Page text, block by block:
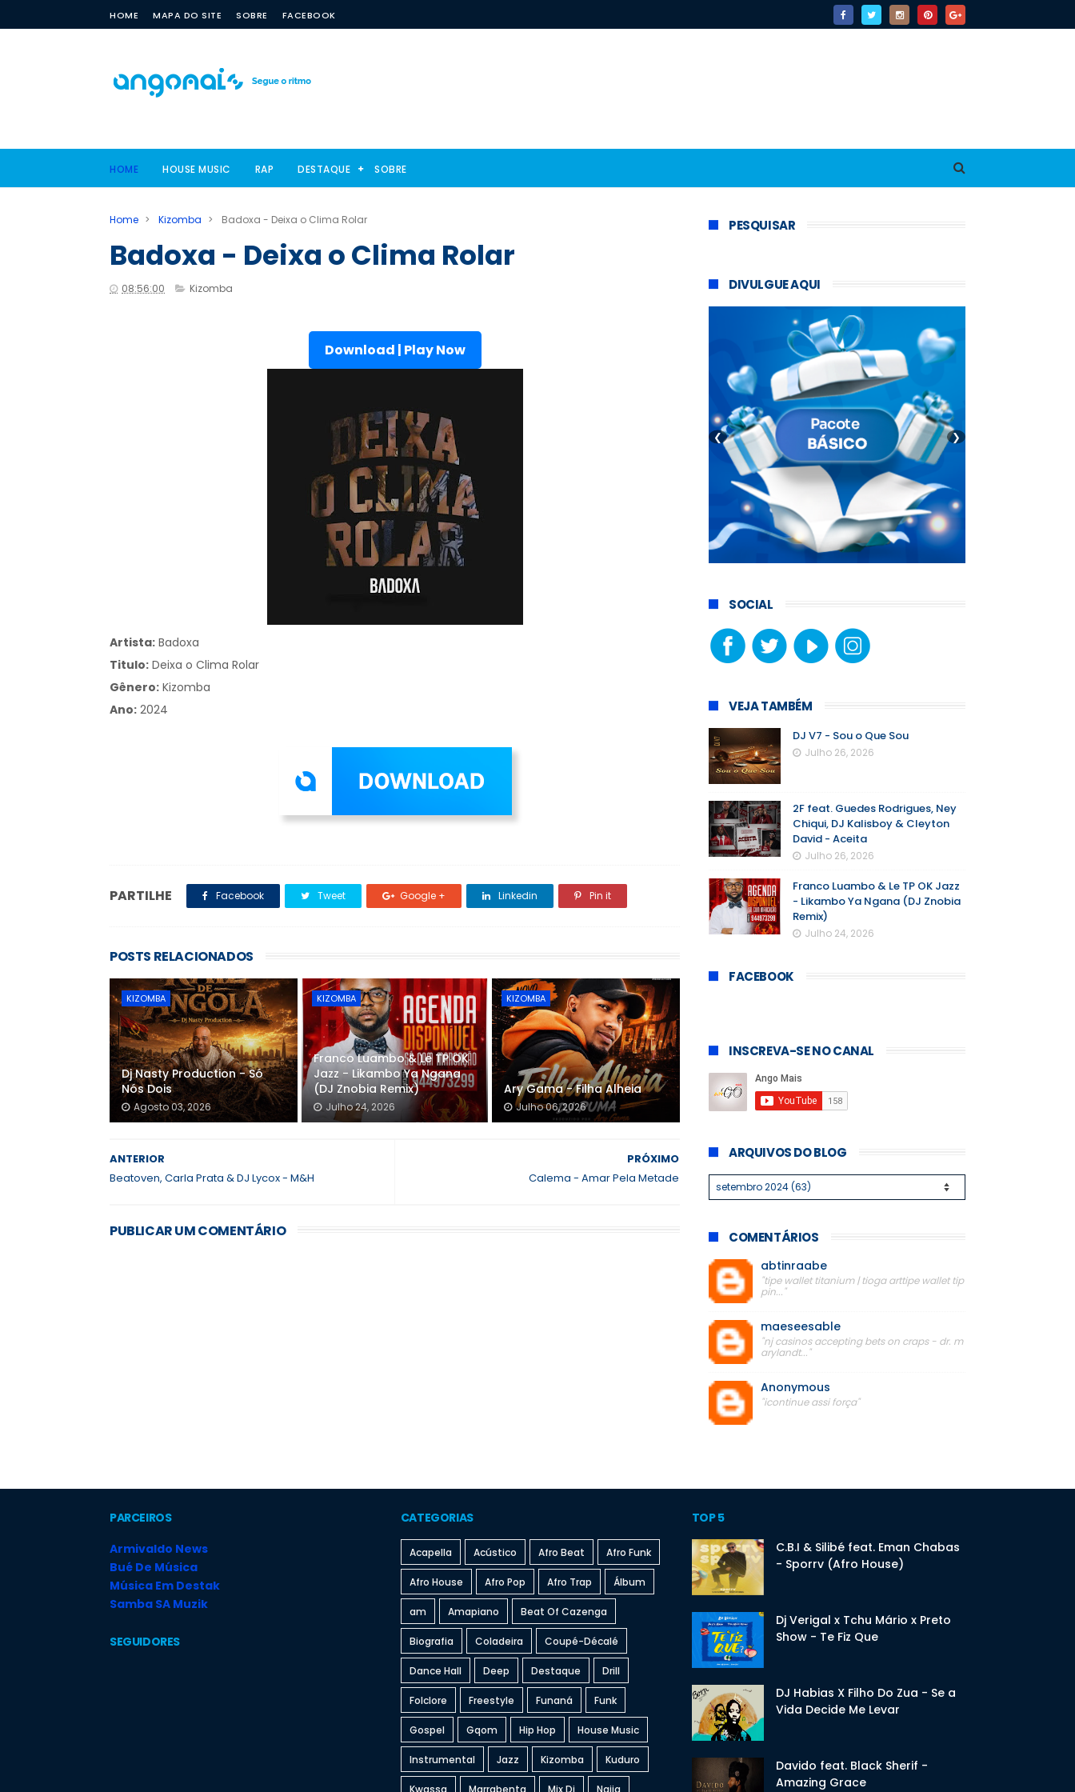
HOME MAPA DO SITE SOBRE FACEBOOK
HOME HOUSE MUSIC RAP DESTAQUE SOBRE
Home > Kizomba > Badoxa - Deixa o Clima Rolar
Badoxa - Deixa o Clima Rolar
08:56:00 Kizomba
Download | Play Now
Artista: Badoxa
Titulo: Deixa o Clima Rolar
Gênero: Kizomba
Ano: 2024
PARTILHE Facebook Tweet Google + Linkedin Pin it
POSTS RELACIONADOS
KIZOMBA
Dj Nasty Production - Só
Nós Dois
Agosto 03, 2026
KIZOMBA
Franco Luambo & Le TP OK
Jazz - Likambo Ya Ngana
(DJ Znobia Remix)
Julho 24, 2026
KIZOMBA
Ary Gama - Filha Alheia
Julho 06, 2026
PRÓXIMO
Calema - Amar Pela Metade
ANTERIOR
Beatoven, Carla Prata & DJ Lycox - M&H
PUBLICAR UM COMENTÁRIO
PESQUISAR
DIVULGUE AQUI
❮ ❯
SOCIAL
VEJA TAMBÉM
DJ V7 - Sou o Que Sou
Julho 26, 2026
2F feat. Guedes Rodrigues, Ney
Chiqui, DJ Kalisboy & Cleyton
David - Aceita
Julho 26, 2026
Franco Luambo & Le TP OK Jazz
- Likambo Ya Ngana (DJ Znobia
Remix)
Julho 24, 2026
FACEBOOK
INSCREVA-SE NO CANAL
ARQUIVOS DO BLOG
COMENTÁRIOS
abtinraabe
"tipe wallet titanium | tioga arttipe wallet tip
pin..."
maeseesable
"nj casinos accepting bets on craps - dr. m
arylandt..."
Anonymous
"icontinue assi força"
PARCEIROS
Armivaldo News
Bué De Música
Música Em Destak
Samba SA Muzik
SEGUIDORES
CATEGORIAS
Acapella Acústico Afro Beat Afro Funk
Afro House Afro Pop Afro Trap Álbum
am Amapiano Beat Of Cazenga
Biografia Coladeira Coupé-Décalé
Dance Hall Deep Destaque Drill
Folclore Freestyle Funaná Funk
Gospel Gqom Hip Hop House Music
Instrumental Jazz Kizomba Kuduro
Kwassa Marrabenta Mix Dj Naija
TOP 5
C.B.I & Silibé feat. Eman Chabas
- Sporrv (Afro House)
Dj Verigal x Tchu Mário x Preto
Show - Te Fiz Que
DJ Habias X Filho Do Zua - Se a
Vida Decide Me Levar
Davido feat. Black Sherif -
Amazing Grace